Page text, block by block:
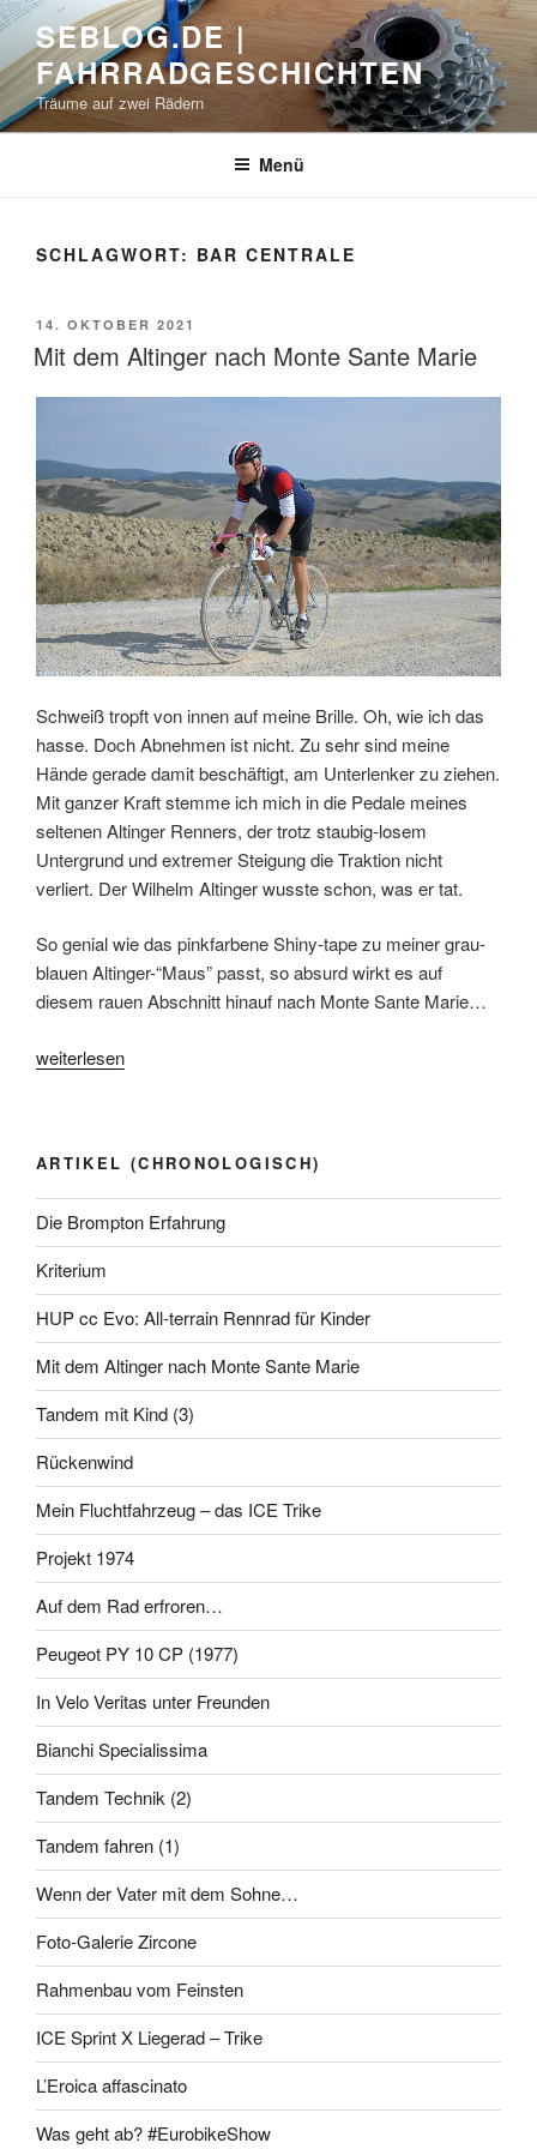
Zum
Inhalt
springen
SEBLOG.DE |
FAHRRADGESCHICHTEN
Träume auf zwei Rädern
Menü
SCHLAGWORT: BAR CENTRALE
VERÖFFENTLICHT
AM
14. OKTOBER 2021
Mit dem Altinger nach Monte Sante Marie
Schweiß tropft von innen auf meine Brille. Oh, wie ich das
hasse. Doch Abnehmen ist nicht. Zu sehr sind meine
Hände gerade damit beschäftigt, am Unterlenker zu ziehen.
Mit ganzer Kraft stemme ich mich in die Pedale meines
seltenen Altinger Renners, der trotz staubig-losem
Untergrund und extremer Steigung die Traktion nicht
verliert. Der Wilhelm Altinger wusste schon, was er tat.
So genial wie das pinkfarbene Shiny-tape zu meiner grau-
blauen Altinger-“Maus” passt, so absurd wirkt es auf
diesem rauen Abschnitt hinauf nach Monte Sante Marie…
„Mit
Monte
Sante
Marie“
weiterlesen
ARTIKEL (CHRONOLOGISCH)
Die Brompton Erfahrung
Kriterium
HUP cc Evo: All-terrain Rennrad für Kinder
Mit dem Altinger nach Monte Sante Marie
Tandem mit Kind (3)
Rückenwind
Mein Fluchtfahrzeug – das ICE Trike
Projekt 1974
Auf dem Rad erfroren…
Peugeot PY 10 CP (1977)
In Velo Veritas unter Freunden
Bianchi Specialissima
Tandem Technik (2)
Tandem fahren (1)
Wenn der Vater mit dem Sohne…
Foto-Galerie Zircone
Rahmenbau vom Feinsten
ICE Sprint X Liegerad – Trike
L’Eroica affascinato
Was geht ab? #EurobikeShow